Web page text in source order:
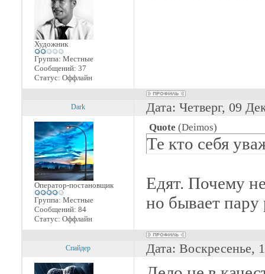
Художник
Группа: Местные
Сообщений: 37
Статус: Оффлайн
Dark Дата: Четверг, 09
Оператор-постановщик
Группа: Местные
Сообщений: 84
Статус: Оффлайн
Quote (Deimos)
Те кто себя
Едят. Почему
но бывает пару
Спайдер Дата: